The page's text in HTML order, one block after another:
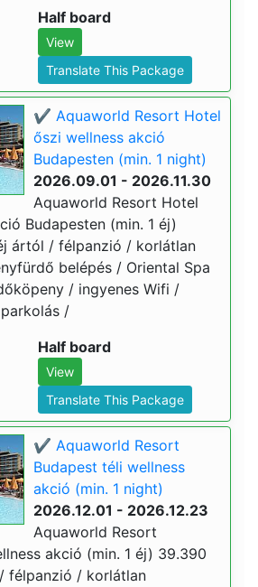
Half board
View
Translate This Package
✔️ Aquaworld Resort Hotel
őszi wellness akció
Budapesten (min. 1 night)
2026.09.01 - 2026.11.30
Aquaworld Resort Hotel
Budapesten (min. 1 éj)
ártól / félpanzió / korlátlan
belépés / Oriental Spa
/ ingyenes Wifi /
/
Half board
View
Translate This Package
✔️ Aquaworld Resort
Budapest téli wellness
akció (min. 1 night)
2026.12.01 - 2026.12.23
Aquaworld Resort
akció (min. 1 éj) 39.390
félpanzió / korlátlan